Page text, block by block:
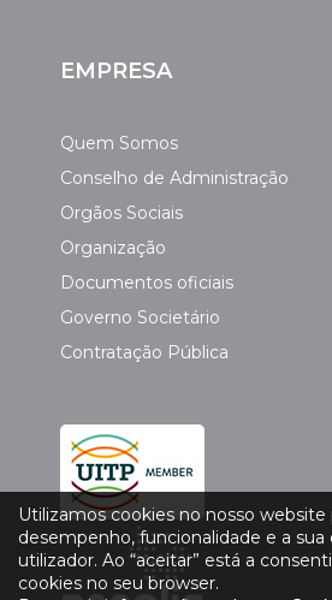
EMPRESA
Quem Somos
Conselho de Administração
Orgãos Sociais
Organização
Documentos oficiais
Governo Societário
Contratação Pública
Utilizamos cookies no nosso website
desempenho, funcionalidade e a sua
utilizador. Ao “aceitar” está a
cookies no seu browser.